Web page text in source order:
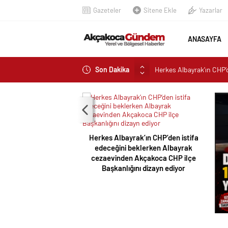
Gazeteler Sitene Ekle Yazarlar
ANASAYFA
Son Dakika
Herkes Albayrak’ın
Akçakoca’da Dev
AKÇAKOCA’DA İŞ
Saklı Koy Otel’de
SAHİLLERDE
Herkes Albayrak’ın CHP’den istifa
edeceğini beklerken Albayrak
cezaevinden Akçakoca CHP ilçe
Başkanlığını dizayn ediyor